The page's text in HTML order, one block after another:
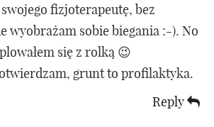
fizjoterapeutę, bez
wyobrażam sobie biegania :-). No
się z rolką 😉
grunt to profilaktyka.
Reply